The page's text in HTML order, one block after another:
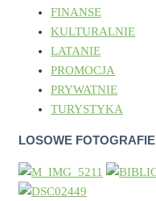
FINANSE
KULTURALNIE
LATANIE
PROMOCJA
PRYWATNIE
TURYSTYKA
LOSOWE FOTOGRAFIE